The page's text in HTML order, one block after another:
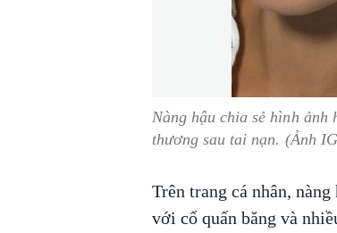
Nàng hậu chia sẻ hình
thương sau tai nạn. (Ảnh
Trên trang cá nhân,
với cổ quấn băng và